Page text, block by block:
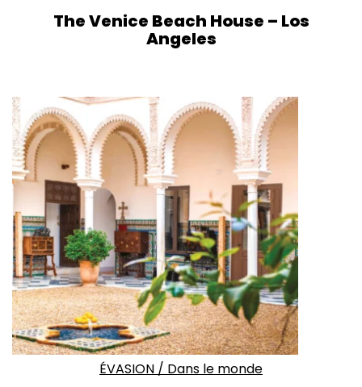
The Venice Beach House – Los
Angeles
ÉVASION / Dans le monde